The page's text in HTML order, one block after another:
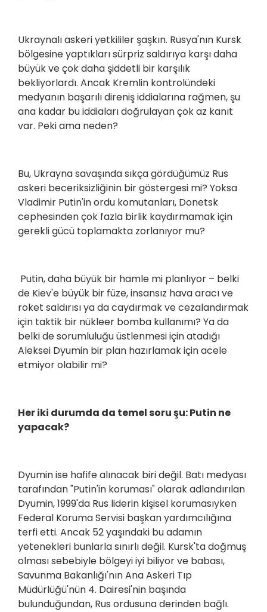
Ukraynalı askeri yetkililer şaşkın. Rusya'nın Kursk
bölgesine yaptıkları sürpriz saldırıya karşı daha
büyük ve çok daha şiddetli bir karşılık
bekliyorlardı. Ancak Kremlin kontrolündeki
medyanın başarılı direniş iddialarına rağmen, şu
ana kadar bu iddiaları doğrulayan çok az kanıt
var. Peki ama neden?
Bu, Ukrayna savaşında sıkça gördüğümüz Rus
askeri beceriksizliğinin bir göstergesi mi? Yoksa
Vladimir Putin'in ordu komutanları, Donetsk
cephesinden çok fazla birlik kaydırmamak için
gerekli gücü toplamakta zorlanıyor mu?
Putin, daha büyük bir hamle mi planlıyor – belki
de Kiev'e büyük bir füze, insansız hava aracı ve
roket saldırısı ya da caydırmak ve cezalandırmak
için taktik bir nükleer bomba kullanımı? Ya da
belki de sorumluluğu üstlenmesi için atadığı
Aleksei Dyumin bir plan hazırlamak için acele
etmiyor olabilir mi?
Her iki durumda da temel soru şu: Putin ne
yapacak?
Dyumin ise hafife alınacak biri değil. Batı medyası
tarafından "Putin'in koruması" olarak adlandırılan
Dyumin, 1999'da Rus liderin kişisel korumasıyken
Federal Koruma Servisi başkan yardımcılığına
terfi etti. Ancak 52 yaşındaki bu adamın
yetenekleri bunlarla sınırlı değil. Kursk'ta doğmuş
olması sebebiyle bölgeyi iyi biliyor ve babası,
Savunma Bakanlığı'nın Ana Askeri Tıp
Müdürlüğü'nün 4. Dairesi'nin başında
bulunduğundan, Rus ordusuna derinden bağlı.